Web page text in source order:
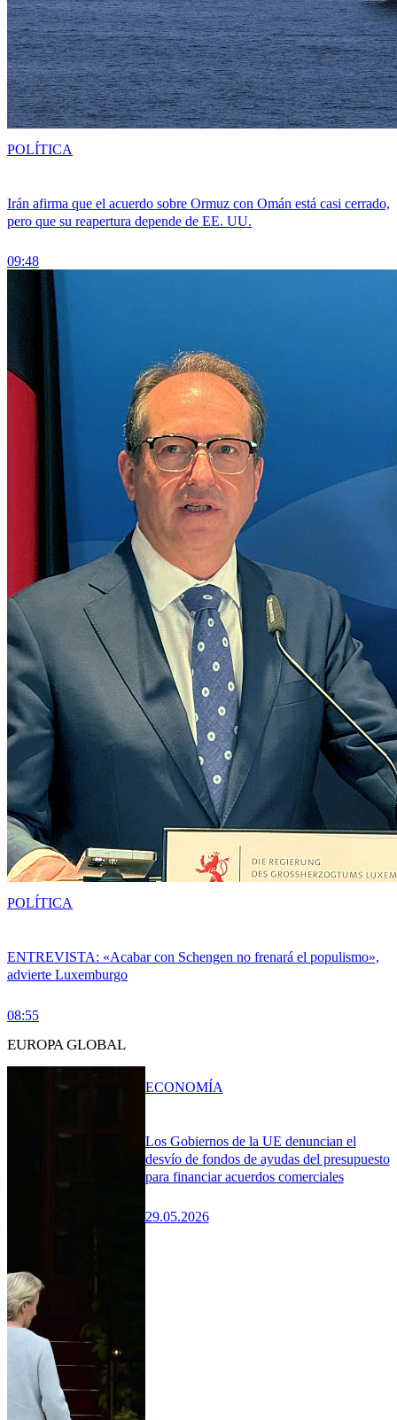
Irán afirma que el acuerdo sobre Ormuz con Omán está casi cerrado,
pero que su reapertura depende de EE. UU.
09:48
POLÍTICA
ENTREVISTA: «Acabar con Schengen no frenará el populismo»,
advierte Luxemburgo
08:55
POLÍTICA
EUROPA GLOBAL
Los Gobiernos de la UE denuncian el
desvío de fondos de ayudas del presupuesto
para financiar acuerdos comerciales
29.05.2026
ECONOMÍA